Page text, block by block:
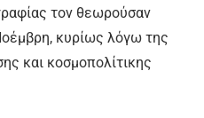
τον θεωρούσαν
κυρίως λόγω της
και κοσμοπολίτικης